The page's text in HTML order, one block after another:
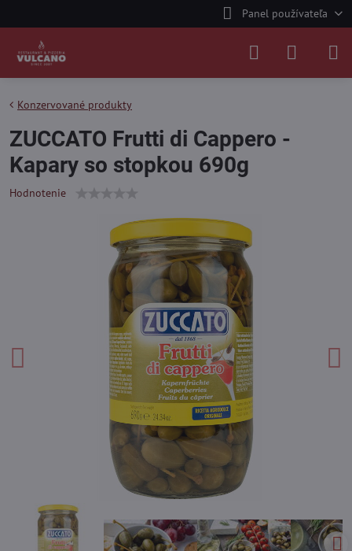
Panel používateľa
Konzervované produkty
ZUCCATO Frutti di Cappero -
Kapary so stopkou 690g
Hodnotenie